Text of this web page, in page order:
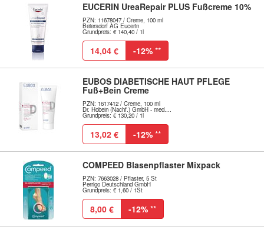
EUCERIN UreaRepair PLUS Fußcreme 10%
PZN: 11678047 / Creme, 100 ml
Beiersdorf AG Eucerin
Grundpreis: € 140,40 / 1l
14,04 € -12% **
EUBOS DIABETISCHE HAUT PFLEGE
Fuß+Bein Creme
PZN: 1617412 / Creme, 100 ml
Dr. Hobein (Nachf.) GmbH - med....
Grundpreis: € 130,20 / 1l
13,02 € -12% **
COMPEED Blasenpflaster Mixpack
PZN: 7663028 / Pflaster, 5 St
Perrigo Deutschland GmbH
Grundpreis: € 1,60 / 1St
8,00 € -12% **